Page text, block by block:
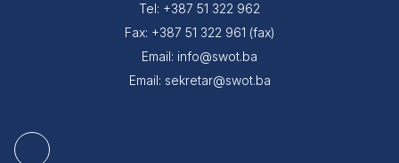
Tel: +387 51 322 962
Fax: +387 51 322 961 (fax)
Email: info@swot.ba
Email: sekretar@swot.ba